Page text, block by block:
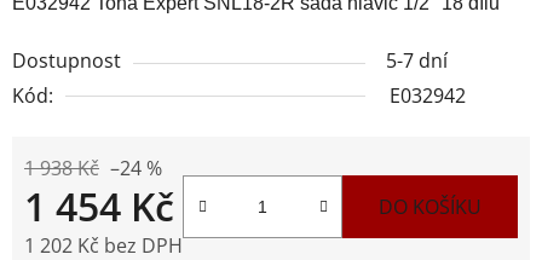
Dostupnost
5-7 dní
Kód:
E032942
1 938 Kč –24 %
1 454 Kč
1 202 Kč bez DPH
DO KOŠÍKU